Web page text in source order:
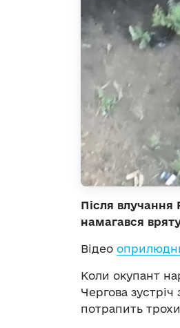
Після влучання
намагався
Відео
Коли окупант
Чергова
потрапить